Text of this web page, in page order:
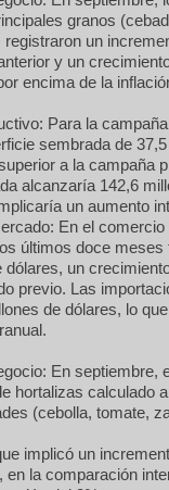
granos
un
y un
encima de la
Para la
sembrada de
a la campaña
alcanzaría 142,6
un aumento
En el comercio
últimos doce meses
dólares, un
previo. Las
de dólares, lo
En septiembre,
hortalizas calculado
(cebolla, tomate,
implicó un
en la comparación